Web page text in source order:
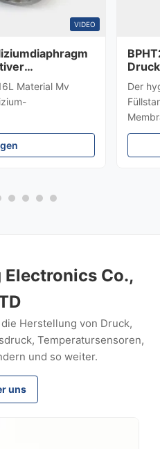
VIDEO
Material Mv
Einführung
HT19
...
Der
Co.,
Herstellung von Druck,
Temperatursensoren,
und so weiter.
uns